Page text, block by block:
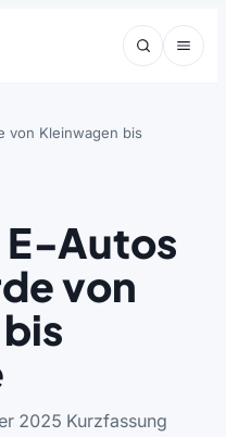
von Kleinwagen bis
von
2025 Kurzfassung